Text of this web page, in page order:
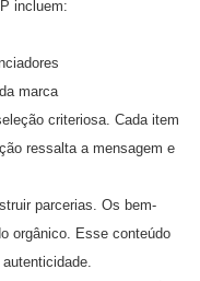
incluem:
marca
criteriosa. Cada item
ressalta a mensagem e
parcerias. Os bem-
orgânico. Esse conteúdo